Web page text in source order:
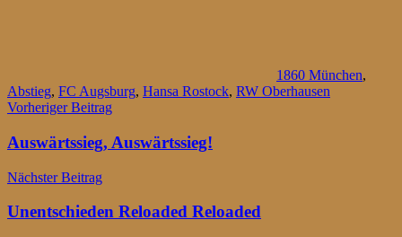
1860 München,
Abstieg, FC Augsburg, Hansa Rostock, RW Oberhausen
Beitragsnavigation
Vorheriger Beitrag
Auswärtssieg, Auswärtssieg!
Nächster Beitrag
Unentschieden Reloaded Reloaded